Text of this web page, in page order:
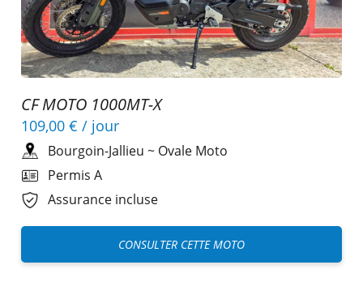
CF MOTO 1000MT-X
109,00 € / jour
Bourgoin-Jallieu ~ Ovale Moto
Permis A
Assurance incluse
CONSULTER CETTE MOTO